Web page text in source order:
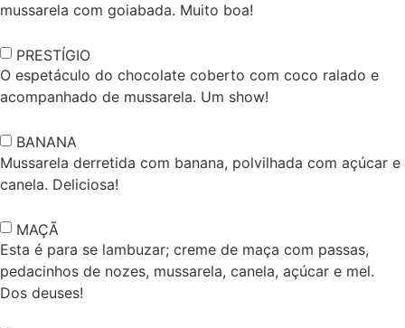
mussarela com goiabada. Muito boa!
PRESTÍGIO
O espetáculo do chocolate coberto com coco ralado e
acompanhado de mussarela. Um show!
BANANA
Mussarela derretida com banana, polvilhada com açúcar e
canela. Deliciosa!
MAÇÃ
Esta é para se lambuzar; creme de maça com passas,
pedacinhos de nozes, mussarela, canela, açúcar e mel.
Dos deuses!